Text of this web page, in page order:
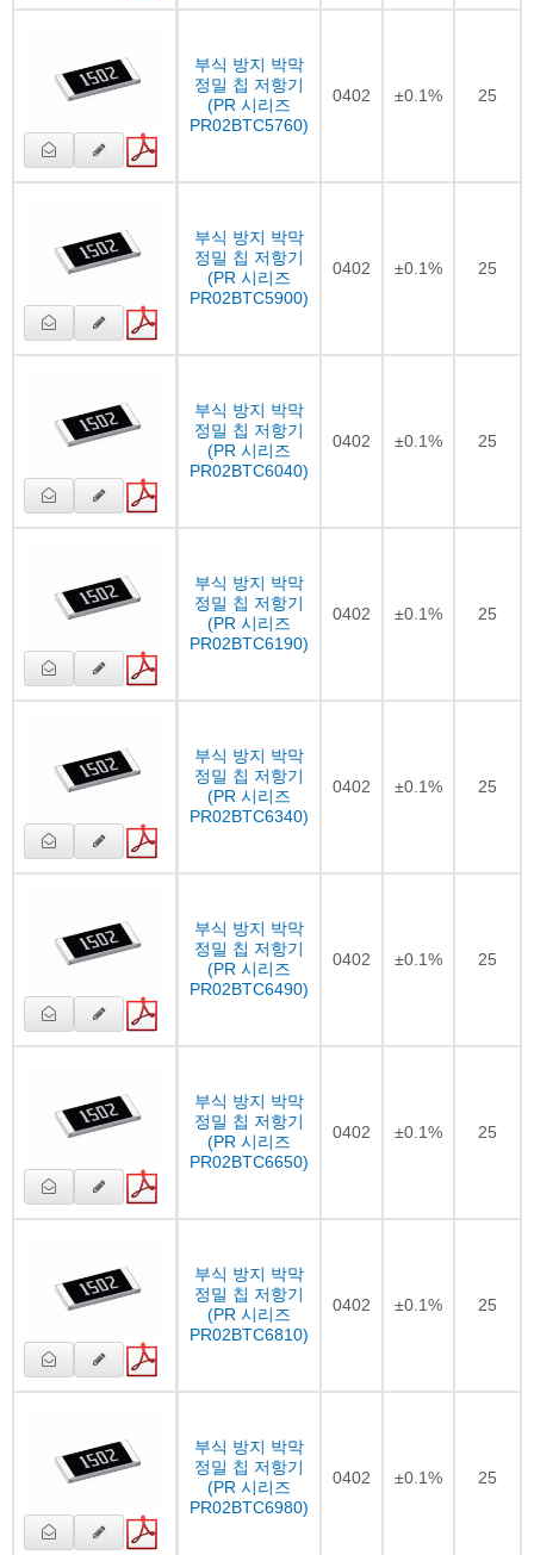
부식 방지 박막
정밀 칩 저항기
(PR 시리즈
PR02BTC5760)
0402 ±0.1% 25
부식 방지 박막
정밀 칩 저항기
(PR 시리즈
PR02BTC5900)
0402 ±0.1% 25
부식 방지 박막
정밀 칩 저항기
(PR 시리즈
PR02BTC6040)
0402 ±0.1% 25
부식 방지 박막
정밀 칩 저항기
(PR 시리즈
PR02BTC6190)
0402 ±0.1% 25
부식 방지 박막
정밀 칩 저항기
(PR 시리즈
PR02BTC6340)
0402 ±0.1% 25
부식 방지 박막
정밀 칩 저항기
(PR 시리즈
PR02BTC6490)
0402 ±0.1% 25
부식 방지 박막
정밀 칩 저항기
(PR 시리즈
PR02BTC6650)
0402 ±0.1% 25
부식 방지 박막
정밀 칩 저항기
(PR 시리즈
PR02BTC6810)
0402 ±0.1% 25
부식 방지 박막
정밀 칩 저항기
(PR 시리즈
PR02BTC6980)
0402 ±0.1% 25